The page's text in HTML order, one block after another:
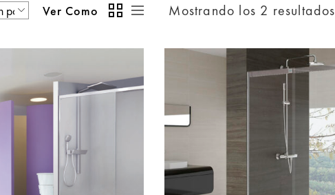
Ver Como Mostrando los 2 resultados